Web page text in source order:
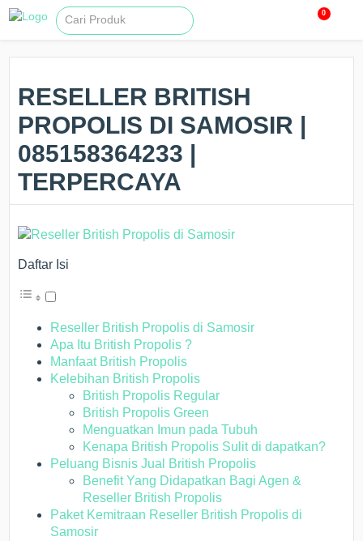
0
RESELLER BRITISH
PROPOLIS DI SAMOSIR |
085158364233 |
TERPERCAYA
Daftar Isi
Reseller British Propolis di Samosir
Apa Itu British Propolis ?
Manfaat British Propolis
Kelebihan British Propolis
British Propolis Regular
British Propolis Green
Menguatkan Imun pada Tubuh
Kenapa British Propolis Sulit di dapatkan?
Peluang Bisnis Jual British Propolis
Benefit Yang Didapatkan Bagi Agen &
Reseller British Propolis
Paket Kemitraan Reseller British Propolis di
Samosir